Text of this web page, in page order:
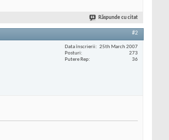
Răspunde cu citat
#2
Data înscrierii
25th March 2007
Posturi
273
Putere Rep
36